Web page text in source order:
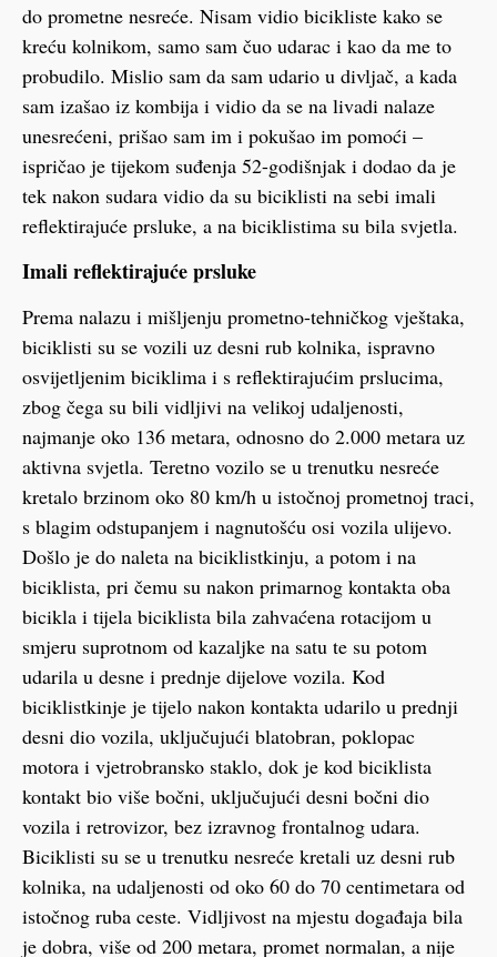
do prometne nesreće. Nisam vidio bicikliste kako se
kreću kolnikom, samo sam čuo udarac i kao da me to
probudilo. Mislio sam da sam udario u divljač, a kada
sam izašao iz kombija i vidio da se na livadi nalaze
unesrećeni, prišao sam im i pokušao im pomoći –
ispričao je tijekom suđenja 52-godišnjak i dodao da je
tek nakon sudara vidio da su biciklisti na sebi imali
reflektirajuće prsluke, a na biciklistima su bila svjetla.
Imali reflektirajuće prsluke
Prema nalazu i mišljenju prometno-tehničkog vještaka,
biciklisti su se vozili uz desni rub kolnika, ispravno
osvijetljenim biciklima i s reflektirajućim prslucima,
zbog čega su bili vidljivi na velikoj udaljenosti,
najmanje oko 136 metara, odnosno do 2.000 metara uz
aktivna svjetla. Teretno vozilo se u trenutku nesreće
kretalo brzinom oko 80 km/h u istočnoj prometnoj traci,
s blagim odstupanjem i nagnutošću osi vozila ulijevo.
Došlo je do naleta na biciklistkinju, a potom i na
biciklista, pri čemu su nakon primarnog kontakta oba
bicikla i tijela biciklista bila zahvaćena rotacijom u
smjeru suprotnom od kazaljke na satu te su potom
udarila u desne i prednje dijelove vozila. Kod
biciklistkinje je tijelo nakon kontakta udarilo u prednji
desni dio vozila, uključujući blatobran, poklopac
motora i vjetrobransko staklo, dok je kod biciklista
kontakt bio više bočni, uključujući desni bočni dio
vozila i retrovizor, bez izravnog frontalnog udara.
Biciklisti su se u trenutku nesreće kretali uz desni rub
kolnika, na udaljenosti od oko 60 do 70 centimetara od
istočnog ruba ceste. Vidljivost na mjestu događaja bila
je dobra, više od 200 metara, promet normalan, a nije